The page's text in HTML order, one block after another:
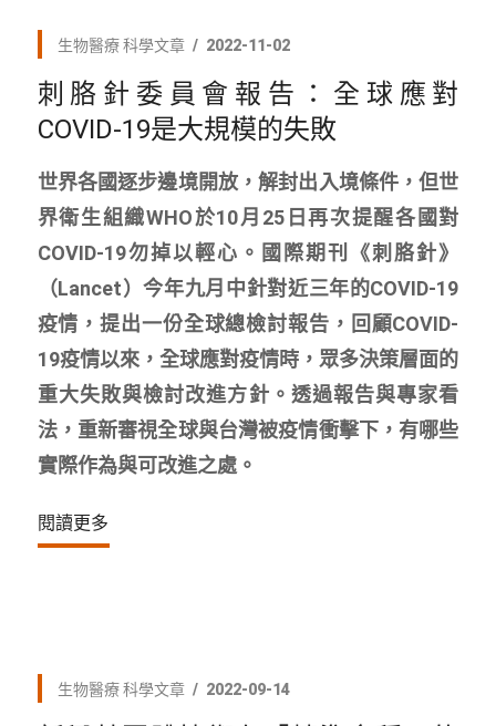
生物醫療 科學文章 2022-11-02
刺胳針委員會報告：全球應對
COVID-19是大規模的失敗
世界各國逐步邊境開放，解封出入境條件，但世
界衛生組織WHO於10月25日再次提醒各國對
COVID-19勿掉以輕心。國際期刊《刺胳針》
（Lancet）今年九月中針對近三年的COVID-19
疫情，提出一份全球總檢討報告，回顧COVID-
19疫情以來，全球應對疫情時，眾多決策層面的
重大失敗與檢討改進方針。透過報告與專家看
法，重新審視全球與台灣被疫情衝擊下，有哪些
實際作為與可改進之處。
閱讀更多
生物醫療 科學文章 2022-09-14